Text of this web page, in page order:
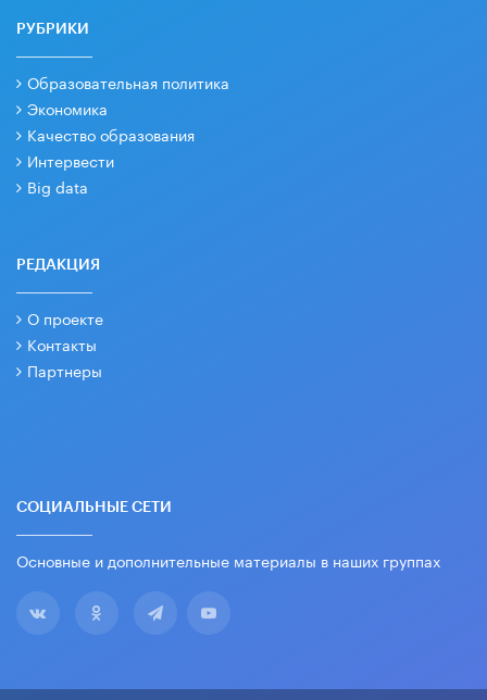
РУБРИКИ
Образовательная политика
Экономика
Качество образования
Интервести
Big data
РЕДАКЦИЯ
О проекте
Контакты
Партнеры
СОЦИАЛЬНЫЕ СЕТИ
Основные и дополнительные материалы в наших группах